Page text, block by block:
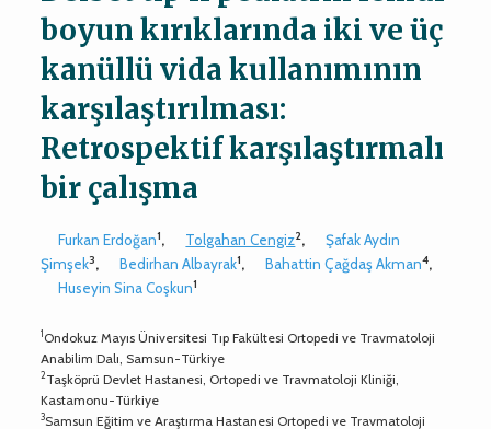
boyun kırıklarında iki ve üç
kanüllü vida kullanımının
karşılaştırılması:
Retrospektif karşılaştırmalı
bir çalışma
Furkan Erdoğan1, Tolgahan Cengiz2,
Şafak Aydın
Şimşek3, Bedirhan Albayrak1, Bahattin Çağdaş Akman4,
Huseyin Sina Coşkun1
1Ondokuz Mayıs Üniversitesi Tıp Fakültesi Ortopedi ve Travmatoloji
Anabilim Dalı, Samsun-Türkiye
2Taşköprü Devlet Hastanesi, Ortopedi ve Travmatoloji Kliniği,
Kastamonu-Türkiye
3Samsun Eğitim ve Araştırma Hastanesi Ortopedi ve Travmatoloji